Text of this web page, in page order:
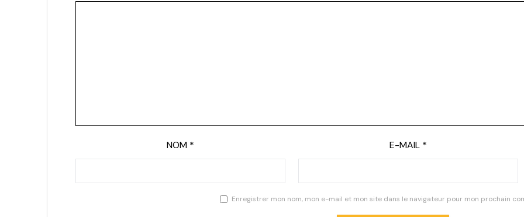
NOM * E-MAIL *
Enregistrer mon nom, mon e-mail et mon site dans le navigateur pour mon prochain